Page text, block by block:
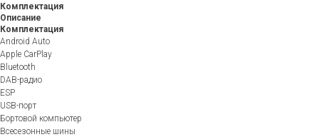
Комплектация
Описание
Комплектация
Android Auto
Apple CarPlay
Bluetooth
DAB-радио
ESP
USB-порт
Бортовой компьютер
Всесезонные шины